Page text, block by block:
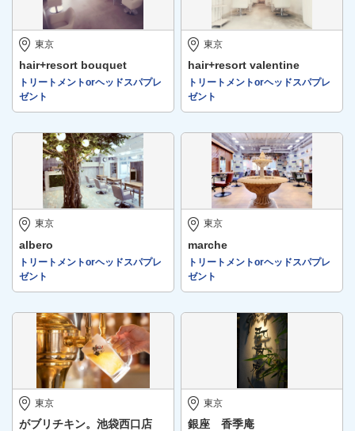
東京
hair+resort bouquet
トリートメントorヘッドスパプレ
ゼント
東京
hair+resort valentine
トリートメントorヘッドスパプレ
ゼント
東京
albero
トリートメントorヘッドスパプレ
ゼント
東京
marche
トリートメントorヘッドスパプレ
ゼント
東京
がブリチキン。池袋西口店
東京
銀座 香季庵